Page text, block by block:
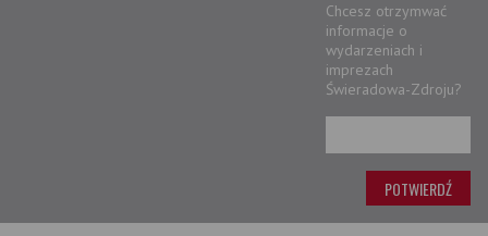
Chcesz otrzymwać
informacje o
wydarzeniach i
imprezach
Świeradowa-Zdroju?